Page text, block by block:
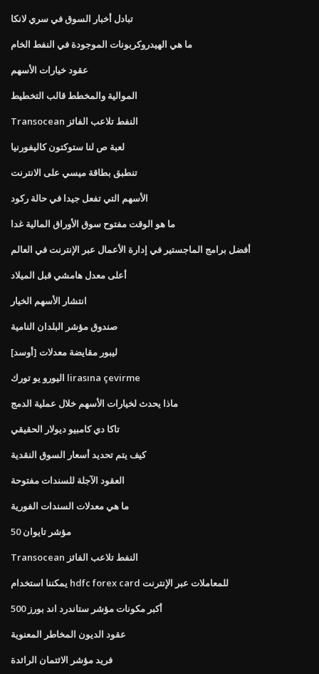
تبادل أخبار السوق في سري لانكا
ما هي الهيدروكربونات الموجودة في النفط الخام
عقود خيارات الأسهم
الموالية والمخطط قالب التخطيط
Transocean النفط تلاعب الفائز
لعبة ص لنا ستوكتون كاليفورنيا
تنطبق بطاقة ميسي على الانترنت
الأسهم التي تفعل جيدا في حالة ركود
ما هو الوقت مفتوح سوق الأوراق المالية غدا
أفضل برامج الماجستير في إدارة الأعمال عبر الإنترنت في العالم
أعلى معدل هامشي قبل الميلاد
انتشار الأسهم الخيار
صندوق مؤشر البلدان النامية
ليبور مقايضة معدلات [أوسد]
اليورو يو تورك lirasına çevirme
ماذا يحدث لخيارات الأسهم خلال عملية الدمج
تاكا دي كامبيو ديولار الحقيقي
كيف يتم تحديد أسعار السوق النقدية
العقود الآجلة للسندات مفتوحة
ما هي معدلات السندات الفورية
مؤشر تايوان 50
Transocean النفط تلاعب الفائز
يمكننا استخدام hdfc forex card للمعاملات عبر الإنترنت
أكبر مكونات مؤشر ستاندرد اند بورز 500
عقود الديون المخاطر المعنوية
فريد مؤشر الائتمان الرائدة